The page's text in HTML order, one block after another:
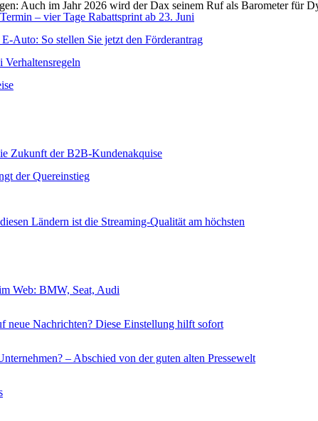
Auch im Jahr 2026 wird der Dax seinem Ruf als Barometer für
– vier Tage Rabattsprint ab 23. Juni
Auto: So stellen Sie jetzt den Förderantrag
Zukunft der B2B-Kundenakquise
der Quereinstieg
Ländern ist die Streaming-Qualität am höchsten
Web: BMW, Seat, Audi
neue Nachrichten? Diese Einstellung hilft sofort
– Abschied von der guten alten Pressewelt